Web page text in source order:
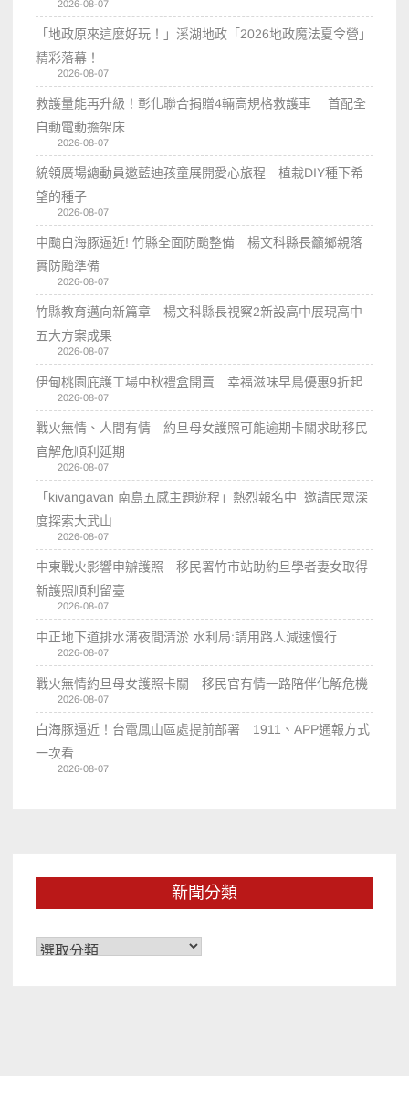
2026-08-07
「地政原來這麼好玩！」溪湖地政「2026地政魔法夏令營」
精彩落幕！
2026-08-07
救護量能再升級！彰化聯合捐贈4輛高規格救護車 首配全
自動電動擔架床
2026-08-07
統領廣場總動員邀藍迪孩童展開愛心旅程 植栽DIY種下希
望的種子
2026-08-07
中颱白海豚逼近! 竹縣全面防颱整備 楊文科縣長籲鄉親落
實防颱準備
2026-08-07
竹縣教育邁向新篇章 楊文科縣長視察2新設高中展現高中
五大方案成果
2026-08-07
伊甸桃園庇護工場中秋禮盒開賣 幸福滋味早鳥優惠9折起
2026-08-07
戰火無情、人間有情 約旦母女護照可能逾期卡關求助移民
官解危順利延期
2026-08-07
「kivangavan 南島五感主題遊程」熱烈報名中 邀請民眾深
度探索大武山
2026-08-07
中東戰火影響申辦護照 移民署竹市站助約旦學者妻女取得
新護照順利留臺
2026-08-07
中正地下道排水溝夜間清淤 水利局:請用路人減速慢行
2026-08-07
戰火無情約旦母女護照卡關 移民官有情一路陪伴化解危機
2026-08-07
白海豚逼近！台電鳳山區處提前部署 1911、APP通報方式
一次看
2026-08-07
新聞分類
新